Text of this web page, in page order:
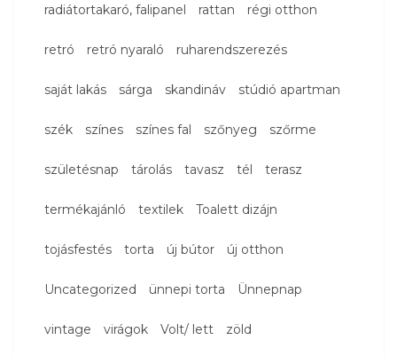
radiátortakaró, falipanel rattan régi otthon
retró retró nyaraló ruharendszerezés
saját lakás sárga skandináv stúdió apartman
szék színes színes fal szőnyeg szőrme
születésnap tárolás tavasz tél terasz
termékajánló textilek Toalett dizájn
tojásfestés torta új bútor új otthon
Uncategorized ünnepi torta Ünnepnap
vintage virágok Volt/ lett zöld